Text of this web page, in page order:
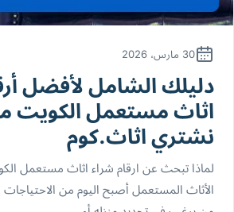
30 مارس، 2026
دليلك الشامل لأفضل
اثاث مستعمل الكويت
نشتري اثاث.كوم
لماذا تبحث عن ارقام شراء اثاث مستعمل
الأثاث المستعمل أصبح اليوم من الاحتياجات